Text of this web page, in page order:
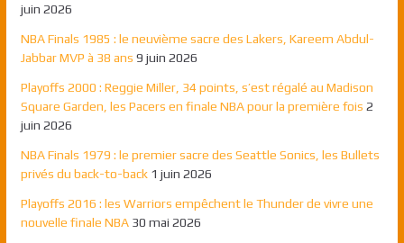
juin 2026
NBA Finals 1985 : le neuvième sacre des Lakers, Kareem Abdul-
Jabbar MVP à 38 ans 9 juin 2026
Playoffs 2000 : Reggie Miller, 34 points, s’est régalé au Madison
Square Garden, les Pacers en finale NBA pour la première fois 2
juin 2026
NBA Finals 1979 : le premier sacre des Seattle Sonics, les Bullets
privés du back-to-back 1 juin 2026
Playoffs 2016 : les Warriors empêchent le Thunder de vivre une
nouvelle finale NBA 30 mai 2026